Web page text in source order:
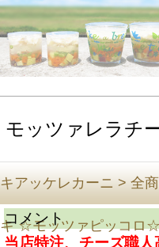
モッツァレラチ
キアッケレカーニ > 全
キ ☆モッツァピッコロ
コメント
当店特注、チーズ職人